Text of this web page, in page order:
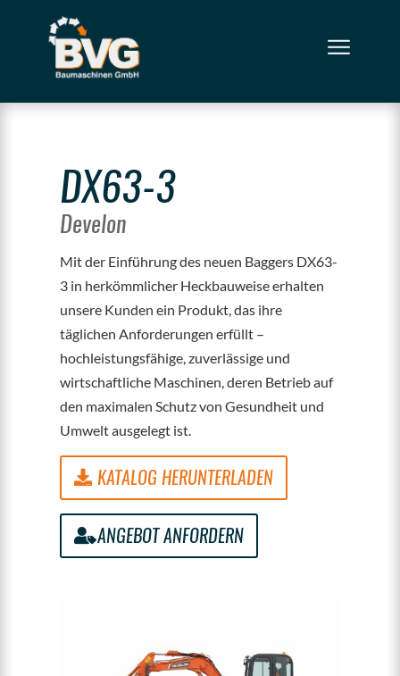
DX63-3
Develon
Mit der Einführung des neuen Baggers DX63-
3 in herkömmlicher Heckbauweise erhalten
unsere Kunden ein Produkt, das ihre
täglichen Anforderungen erfüllt –
hochleistungsfähige, zuverlässige und
wirtschaftliche Maschinen, deren Betrieb auf
den maximalen Schutz von Gesundheit und
Umwelt ausgelegt ist.
KATALOG HERUNTERLADEN
ANGEBOT ANFORDERN